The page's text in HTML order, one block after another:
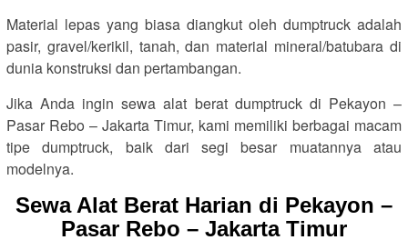
Material lepas yang biasa diangkut oleh dumptruck adalah
pasir, gravel/kerikil, tanah, dan material mineral/batubara di
dunia konstruksi dan pertambangan.
Jika Anda ingin sewa alat berat dumptruck di Pekayon –
Pasar Rebo – Jakarta Timur, kami memiliki berbagai macam
tipe dumptruck, baik dari segi besar muatannya atau
modelnya.
Sewa Alat Berat Harian di Pekayon –
Pasar Rebo – Jakarta Timur